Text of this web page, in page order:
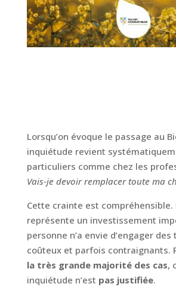
Lorsqu’on évoque le passage au
inquiétude revient
particuliers comme chez les
Vais-je devoir remplacer toute ma
Cette crainte est compréhensible.
représente un investissement
personne n’a envie d’engager
coûteux et parfois contraignants.
la très grande majorité des cas,
inquiétude n’est pas justifiée.